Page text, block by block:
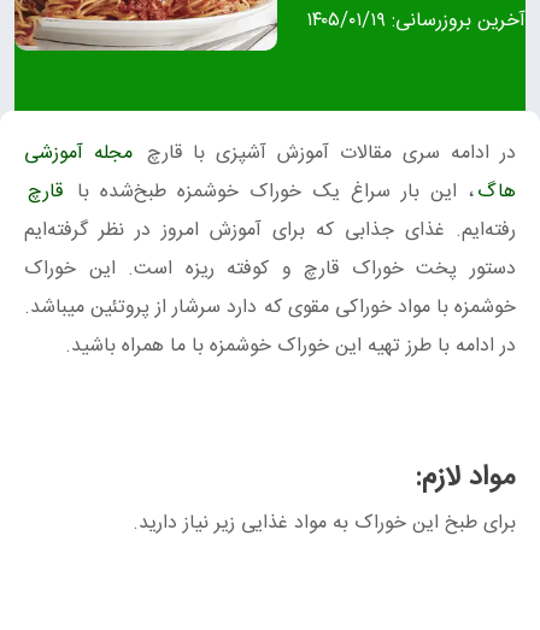
آخرین بروزرسانی: ۱۴۰۵/۰۱/۱۹
در ادامه سری مقالات آموزش آشپزی با قارچ مجله آموزشی
هاگ، این بار سراغ یک خوراک خوشمزه طبخ‌شده با قارچ
رفته‌ایم. غذای جذابی که برای آموزش امروز در نظر گرفته‌ایم
دستور پخت خوراک قارچ و کوفته ریزه است. این خوراک
خوشمزه با مواد خوراکی مقوی که دارد سرشار از پروتئین میباشد.
در ادامه با طرز تهیه این خوراک خوشمزه با ما همراه باشید.
مواد لازم:
برای طبخ این خوراک به مواد غذایی زیر نیاز دارید.